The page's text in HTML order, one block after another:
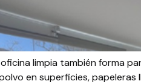
limpia también forma
en superficies, papeleras